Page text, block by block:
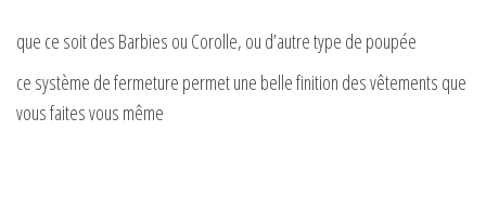
que ce soit des Barbies ou Corolle, ou d’autre type de poupée
ce système de fermeture permet une belle finition des vêtements que
vous faites vous même